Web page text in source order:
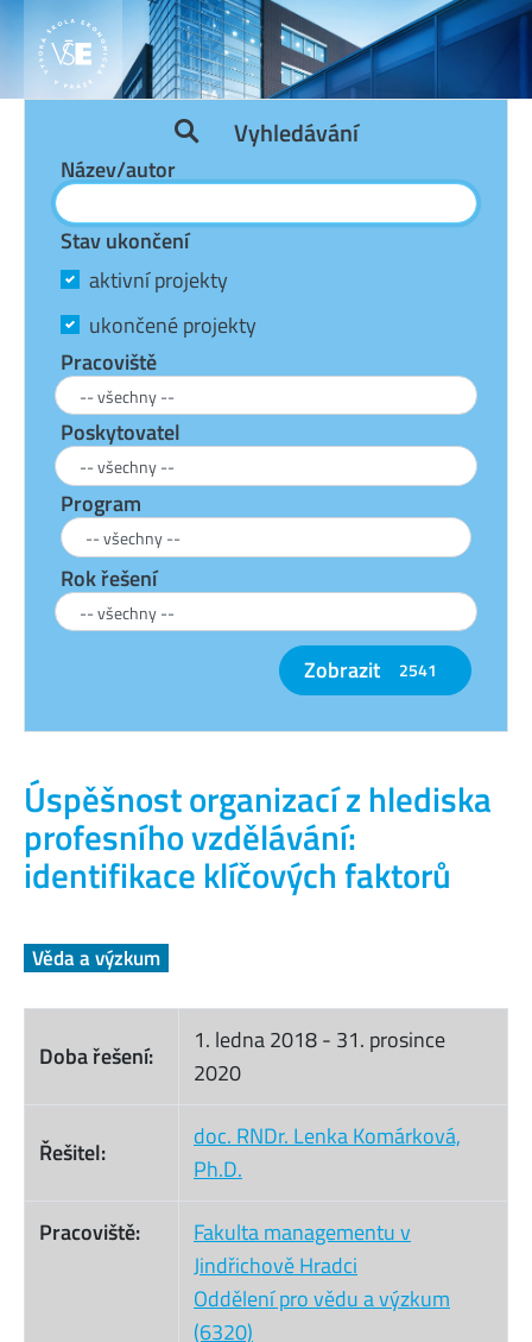
Úspěšnost organizací z hlediska
profesního vzdělávání:
identifikace klíčových faktorů
Věda a výzkum
Doba řešení:
1. ledna 2018- 31. prosince
2020
Řešitel:
doc. RNDr. Lenka Komárková,
Ph.D.
Pracoviště:
Fakulta managementu v
Jindřichově Hradci
Oddělení pro vědu a výzkum
(6320)
Vyhledávání
Název/autor
Stav ukončení
aktivní projekty
ukončené projekty
Pracoviště
Poskytovatel
Program
Rok řešení
Zobrazit 2541